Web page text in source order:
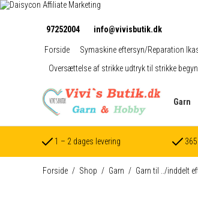
97252004 info@vivisbutik.dk
Forside Symaskine eftersyn/Reparation
Oversættelse af strikke udtryk til strikke
Garn
1 – 2 dages levering
Forside / Shop / Garn / Garn til ../inddelt